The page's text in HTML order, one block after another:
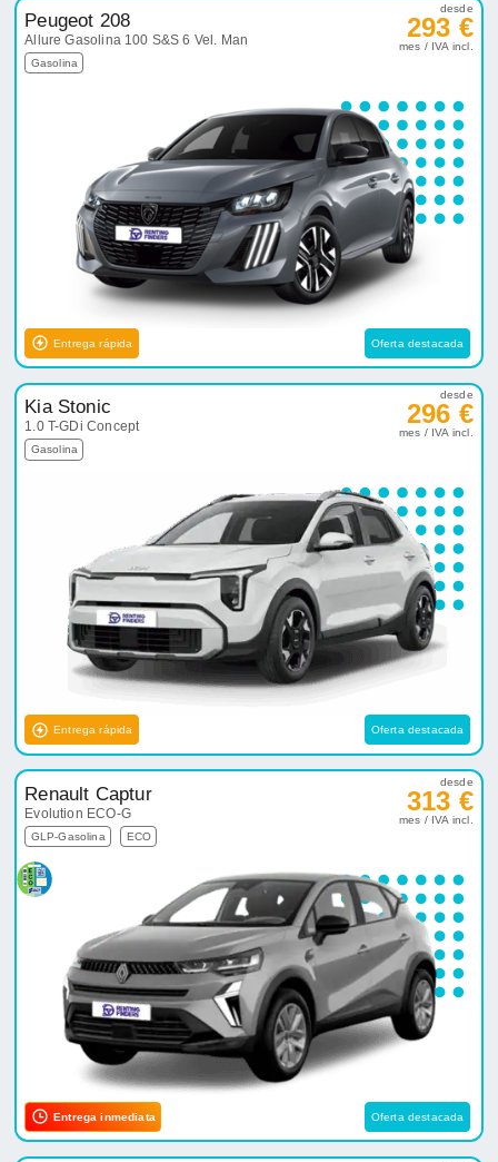
Peugeot 208
Allure Gasolina 100 S&S 6 Vel. Man
Gasolina
desde
293 €
mes / IVA incl.
Entrega rápida Oferta destacada
Kia Stonic
1.0 T-GDi Concept
Gasolina
desde
296 €
mes / IVA incl.
Entrega rápida Oferta destacada
Renault Captur
Evolution ECO-G
GLP-Gasolina ECO
desde
313 €
mes / IVA incl.
Entrega inmediata Oferta destacada